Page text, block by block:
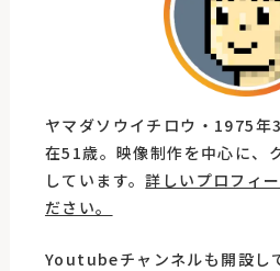
ヤマダソウイチロウ・1975年
在51歳。映像制作を中心に、
しています。詳しいプロフィ
ださい。
Youtubeチャンネルも開設し